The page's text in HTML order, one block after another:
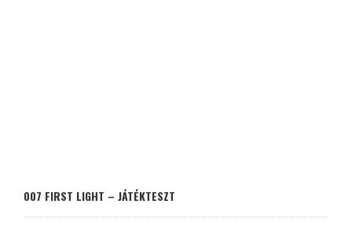
007 FIRST LIGHT – JÁTÉKTESZT